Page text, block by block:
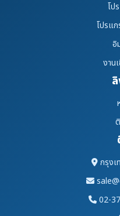
โป
โปรแ
อิ
งาน
กรุงเ
02-